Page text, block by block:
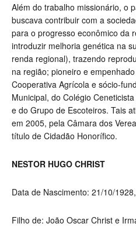
Além do trabalho missionário, o
buscava contribuir com a
para o progresso econômico da
introduzir melhoria genética na
renda regional), trazendo
na região; pioneiro e
Cooperativa Agrícola e sócio-
Municipal, do Colégio
e do Grupo de Escoteiros. Tais
em 2005, pela Câmara dos
título de Cidadão Honorífico.
NESTOR HUGO CHRIST
Data de Nascimento: 21/10/
Filho de: João Oscar Christ e